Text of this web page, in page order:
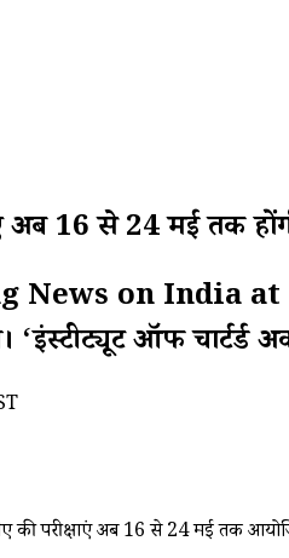
अब 16 से 24 मई तक
on India at
ऑफ चार्टर्ड
की परीक्षाएं अब 16 से 24 मई तक